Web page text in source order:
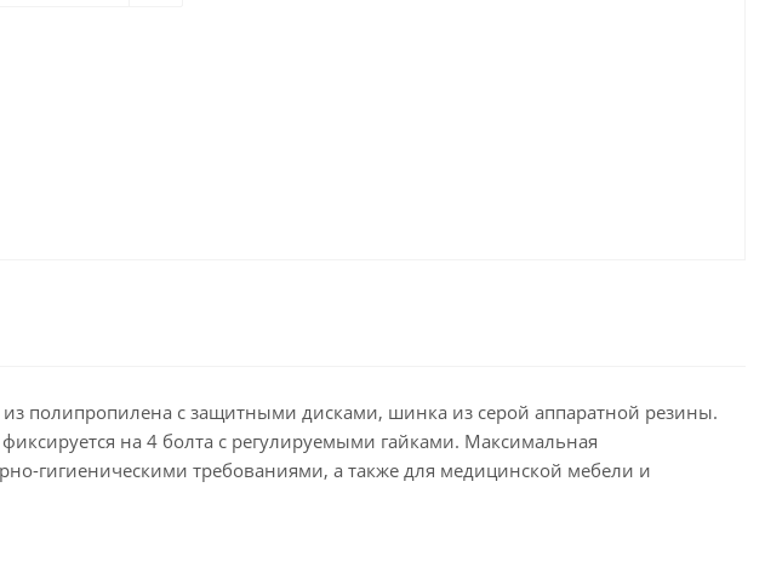
полипропилена с защитными дисками, шинка из серой аппаратной резины.
на 4 болта с регулируемыми гайками. Максимальная
гигиеническими требованиями, а также для медицинской мебели и